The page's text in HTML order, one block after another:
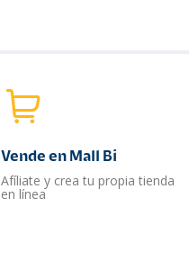
Vende en Mall Bi
Afíliate y crea tu propia tienda
en línea